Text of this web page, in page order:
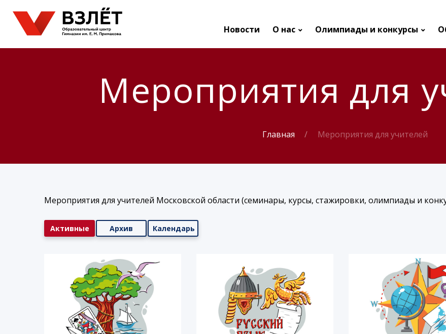
Новости О нас Олимпиады и конкурсы
Мероприятия для
Главная Мероприятия для учителей
Мероприятия для учителей Московской области (семинары, курсы, стажировки, олимпиады и
Активные Архив Календарь